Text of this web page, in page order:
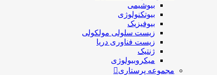
بیوشیمی
بیوتکنولوژی
بیوفیزیک
زیست سلولی مولکولی
زیست فناوری دریا
ژنتیک
میکروبیولوژی
مجموعه پرستاری